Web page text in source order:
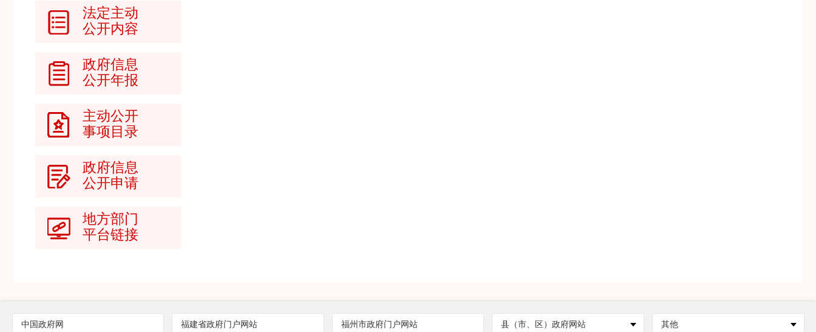
法定主动
公开内容
政府信息
公开年报
主动公开
事项目录
政府信息
公开申请
地方部门
平台链接
中国政府网 福建省政府门户网站 福州市政府门户网站 县（市、区）政府网站 其他